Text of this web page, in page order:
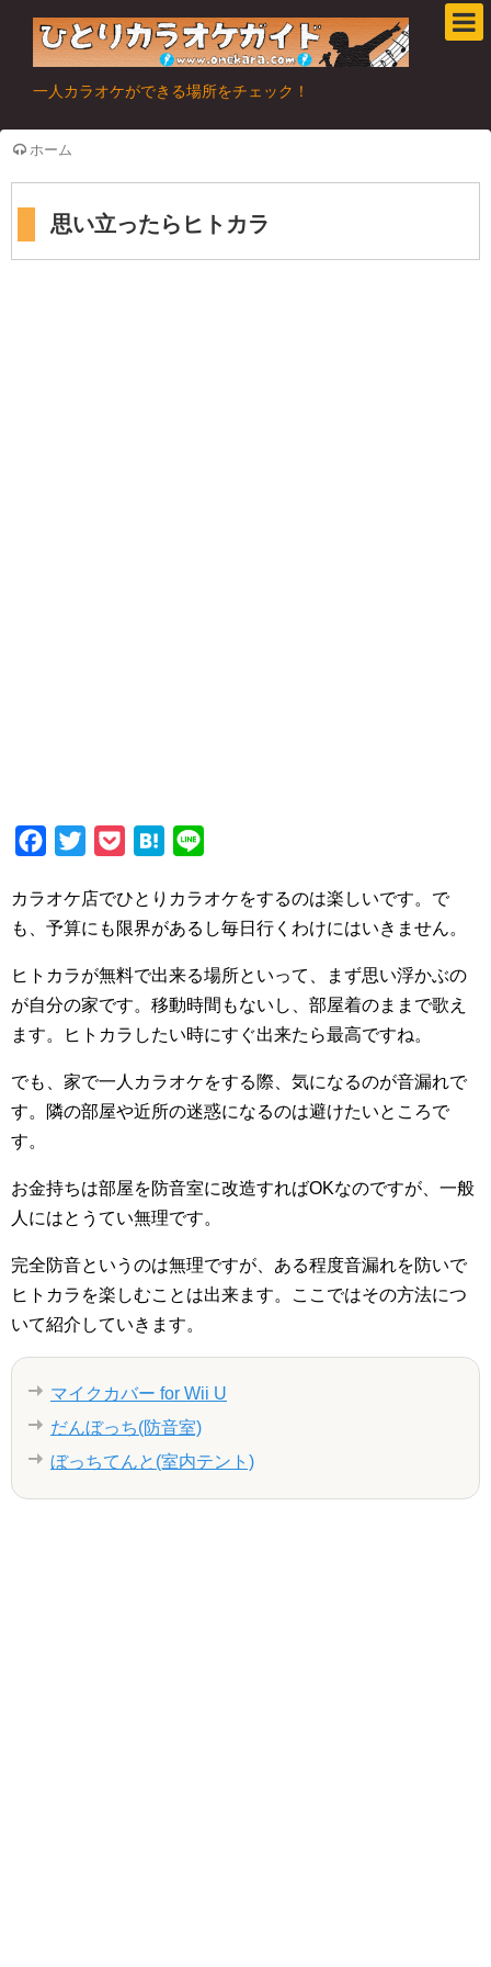
一人カラオケができる場所をチェック！
ホーム
思い立ったらヒトカラ
Facebook
Twitter PocketHatena
カラオケ店でひとりカラオケをするのは楽しいです。で
も、予算にも限界があるし毎日行くわけにはいきません。
ヒトカラが無料で出来る場所といって、まず思い浮かぶの
が自分の家です。移動時間もないし、部屋着のままで歌え
ます。ヒトカラしたい時にすぐ出来たら最高ですね。
でも、家で一人カラオケをする際、気になるのが音漏れで
す。隣の部屋や近所の迷惑になるのは避けたいところで
す。
お金持ちは部屋を防音室に改造すればOKなのですが、一般
人にはとうてい無理です。
完全防音というのは無理ですが、ある程度音漏れを防いで
ヒトカラを楽しむことは出来ます。ここではその方法につ
いて紹介していきます。
マイクカバー for Wii U
だんぼっち(防音室)
ぼっちてんと(室内テント)